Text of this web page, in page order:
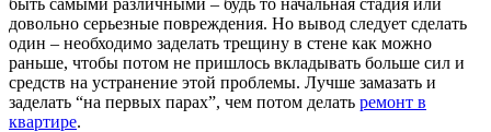
довольно серьезные повреждения. Но вывод следует сделать
один – необходимо заделать трещину в стене как можно
раньше, чтобы потом не пришлось вкладывать больше сил и
средств на устранение этой проблемы. Лучше замазать и
заделать “на первых парах”, чем потом делать ремонт в
квартире.